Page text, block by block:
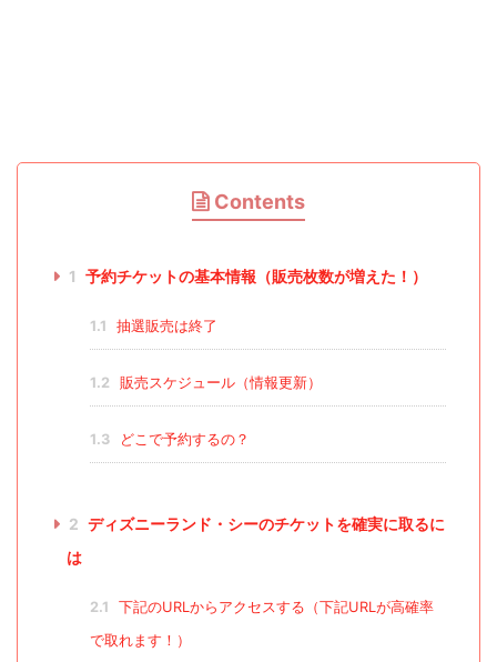
Contents
1 予約チケットの基本情報（販売枚数が増えた！）
1.1 抽選販売は終了
1.2 販売スケジュール（情報更新）
1.3 どこで予約するの？
2 ディズニーランド・シーのチケットを確実に取るに
は
2.1
下記のURLからアクセスする（下記URLが高確率
で取れます！）